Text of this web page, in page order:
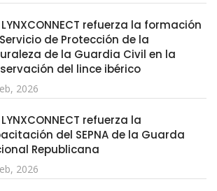
LYNXCONNECT refuerza la formación
de Protección de la
de la Guardia Civil en la
del lince ibérico
2026
LYNXCONNECT refuerza la
del SEPNA de la Guarda
Republicana
2026